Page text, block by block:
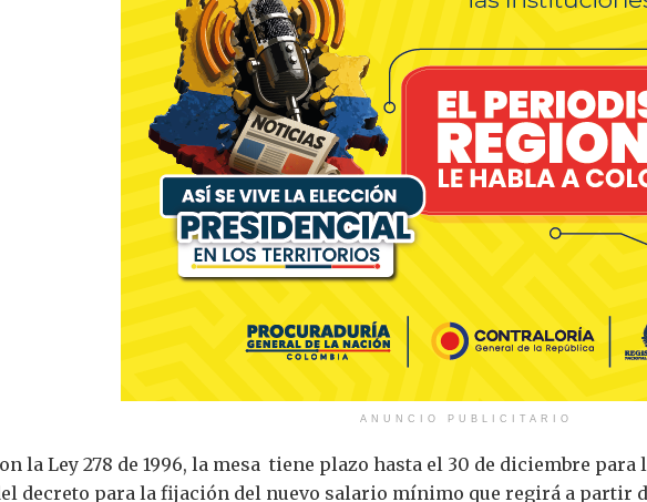
ANUNCIO PUBLICITARIO
la Ley 278 de 1996, la mesa tiene plazo hasta el 30 de diciembre
decreto para la fijación del nuevo salario mínimo que regirá a partir